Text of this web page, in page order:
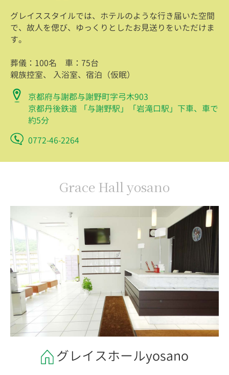
グレイススタイルでは、ホテルのような行き届いた空間
で、故人を偲び、ゆっくりとしたお見送りをいただけま
す。
葬儀：100名 車：75台
親族控室、 入浴室、宿泊（仮眠）
京都府与謝郡与謝野町字弓木903
京都丹後鉄道 「与謝野駅」「岩滝口駅」下車、車で
約5分
0772-46-2264
Grace Hall yosano
グレイスホールyosano